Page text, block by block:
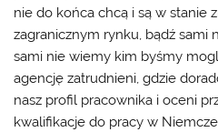
nie do końca chcą i są w stanie
zagranicznym rynku, bądź sami
sami nie wiemy kim byśmy
agencję zatrudnieni, gdzie
nasz profil pracownika i oceni
kwalifikacje do pracy w